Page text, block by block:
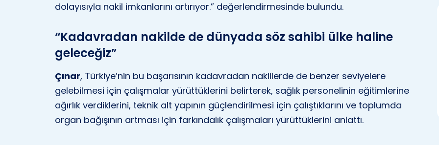
dolayısıyla nakil imkanlarını artırıyor.” değerlendirmesinde bulundu.
“Kadavradan nakilde de dünyada söz sahibi ülke haline
geleceğiz”
Çınar, Türkiye’nin bu başarısının kadavradan nakillerde de benzer seviyelere
gelebilmesi için çalışmalar yürüttüklerini belirterek, sağlık personelinin eğitimlerine
ağırlık verdiklerini, teknik alt yapının güçlendirilmesi için çalıştıklarını ve toplumda
organ bağışının artması için farkındalık çalışmaları yürüttüklerini anlattı.